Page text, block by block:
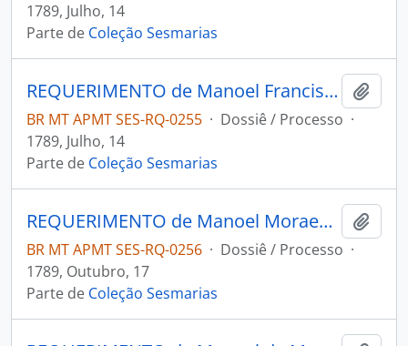
1789, Julho, 14
Parte de Coleção Sesmarias
REQUERIMENTO de Manoel Francisco Rondon ao Governador e Capitão-General da Capitania de Mato Grosso Luiz de Albuquerque de Melo Pereira e Cáceres.
BR MT APMT SES-RQ-0255 · Dossiê / Processo ·
1789, Julho, 14
Parte de Coleção Sesmarias
REQUERIMENTO de Manoel Moraes da Silva ao Governador e Capitão-General da Capitania de Mato Grosso Luiz de Albuquerque de Melo Pereira e Cáceres.
BR MT APMT SES-RQ-0256 · Dossiê / Processo ·
1789, Outubro, 17
Parte de Coleção Sesmarias